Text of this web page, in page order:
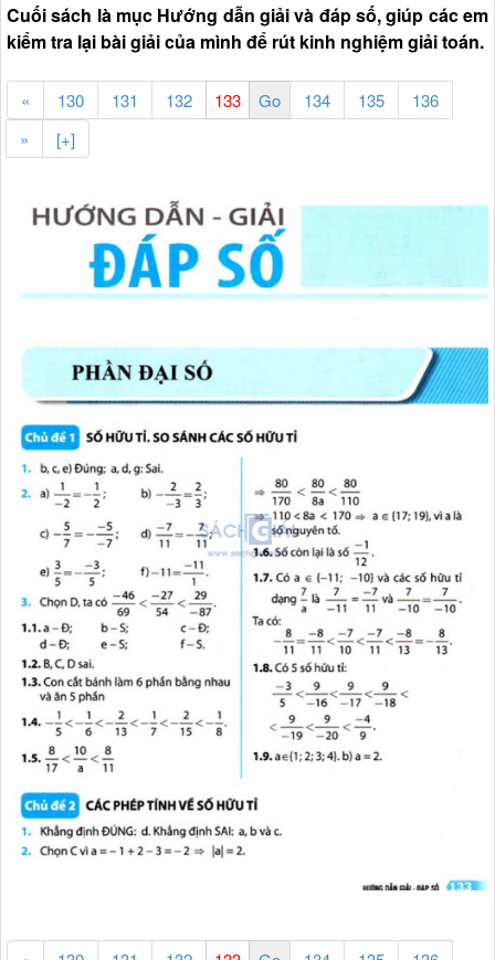
Cuối sách là mục Hướng dẫn giải và đáp số, giúp các em
kiểm tra lại bài giải của mình để rút kinh nghiệm giải toán.
« 130 131 132 134 135
136
»
[+]